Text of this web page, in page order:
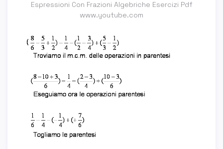
Espressioni Con Frazioni Algebriche Esercizi Pdf
www.youtube.com